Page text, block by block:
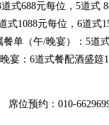
式688元每位，5道式
式1088元每位，6道式
餐单（午/晚宴）：5道
宴：6道式餐配酒盛筵
席位预约：010-